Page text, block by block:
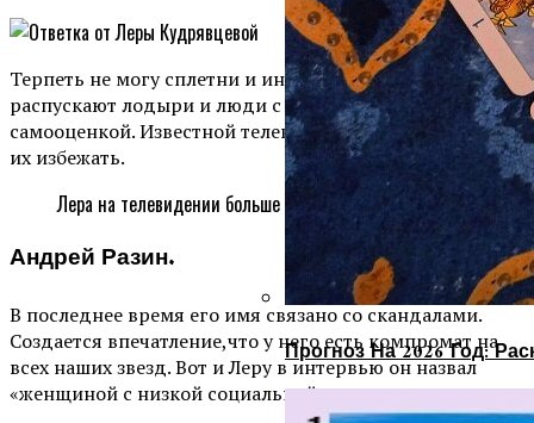
Прогноз На 2026 Год:
Терпеть не могу сплетни и интриги. Я думаю, что их
распускают лодыри и люди с заниженной
самооценкой. Известной телеведущей тоже не удалось
их избежать.
Лера на телевидении больше 20 пет.
Андрей Разин.
В последнее время его имя связано со скандалами.
Создается впечатление,что у него есть компромат на
всех наших звезд. Вот и Леру в интервью он назвал
«женщиной с низкой социальной ответственностью».